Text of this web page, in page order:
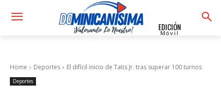
EDICIÓN
Móvil
Home Deportes El difícil inicio de Tatis Jr. tras superar 100 turnos
Deportes